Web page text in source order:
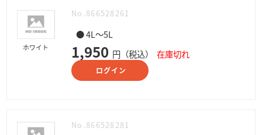
ホワイト
No.866528261
● 4L～5L
1,950 円（税込） 在庫切れ
ログイン
No.866528281